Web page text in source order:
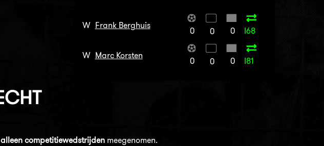
W Frank Berghuis
0 0 0 I68
W Marc Korsten
0 0 0 I81
alleen competitiewedstrijdenmeegenomen.